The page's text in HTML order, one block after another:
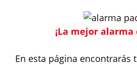
¡La mejor alarma
En esta página encontrarás